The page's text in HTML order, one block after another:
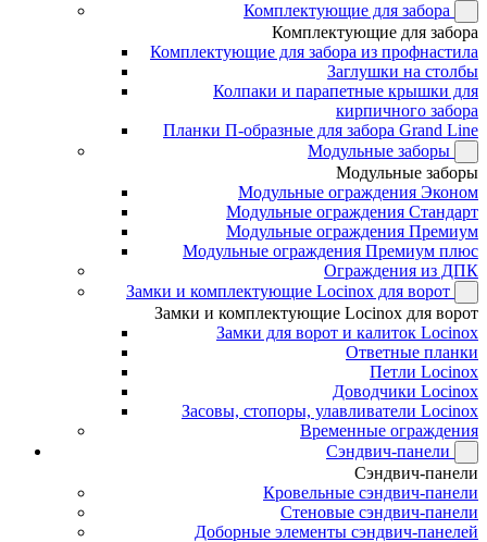
Комплектующие для забора
Комплектующие для забора
Комплектующие для забора из профнастила
Заглушки на столбы
Колпаки и парапетные крышки для
кирпичного забора
Планки П-образные для забора Grand Line
Модульные заборы
Модульные заборы
Модульные ограждения Эконом
Модульные ограждения Стандарт
Модульные ограждения Премиум
Модульные ограждения Премиум плюс
Ограждения из ДПК
Замки и комплектующие Locinox для ворот
Замки и комплектующие Locinox для ворот
Замки для ворот и калиток Locinox
Ответные планки
Петли Locinox
Доводчики Locinox
Засовы, стопоры, улавливатели Locinox
Временные ограждения
Сэндвич-панели
Сэндвич-панели
Кровельные сэндвич-панели
Стеновые сэндвич-панели
Доборные элементы сэндвич-панелей